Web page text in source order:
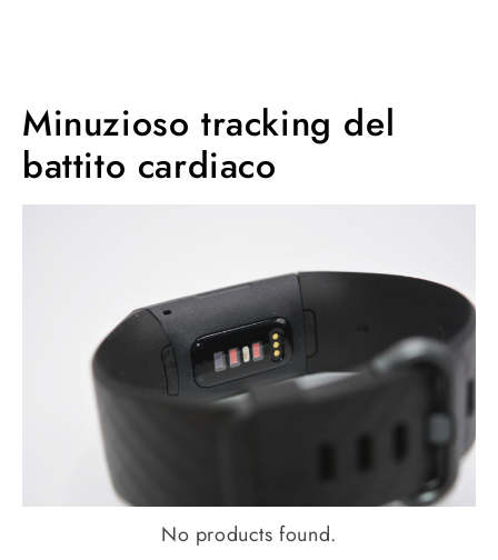
Minuzioso tracking del
battito cardiaco
No products found.